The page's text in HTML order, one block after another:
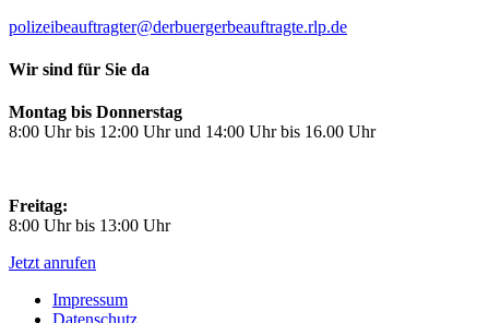
polizeibeauftragter@derbuergerbeauftragte.rlp.de
Wir sind für Sie da
Montag bis Donnerstag
8:00 Uhr bis 12:00 Uhr und 14:00 Uhr bis 16.00 Uhr
Freitag:
8:00 Uhr bis 13:00 Uhr
Jetzt anrufen
Impressum